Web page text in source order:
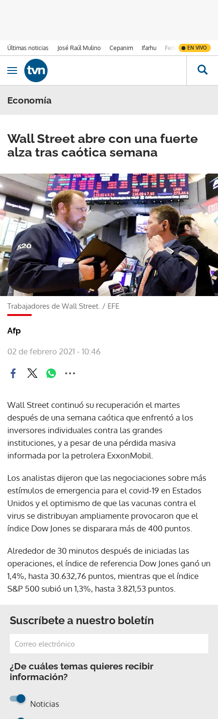
Últimas noticias José Raúl Mulino Cepanim Ifarhu Fenómeno de El
EN VIVO
Ir al contenido
Obrir navegació
Economía
Wall Street abre con una fuerte
alza tras caótica semana
Trabajadores de Wall Street. / EFE
Afp
02 de febrero 2021 - 10:46
Wall Street continuó su recuperación el martes
después de una semana caótica que enfrentó a los
inversores individuales contra las grandes
instituciones, y a pesar de una pérdida masiva
informada por la petrolera ExxonMobil.
Los analistas dijeron que las negociaciones sobre más
estímulos de emergencia para el covid-19 en Estados
Unidos y el optimismo de que las vacunas contra el
virus se distribuyan ampliamente provocaron que el
índice Dow Jones se disparara más de 400 puntos.
Alrededor de 30 minutos después de iniciadas las
operaciones, el índice de referencia Dow Jones ganó un
1,4%, hasta 30.632,76 puntos, mientras que el índice
S&P 500 subió un 1,3%, hasta 3.821,53 puntos.
Suscríbete a nuestro boletín
¿De cuáles temas quieres recibir
información?
Noticias